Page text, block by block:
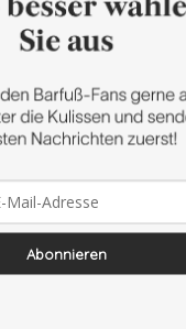
-40%
Zwei Breiten
Abonnieren